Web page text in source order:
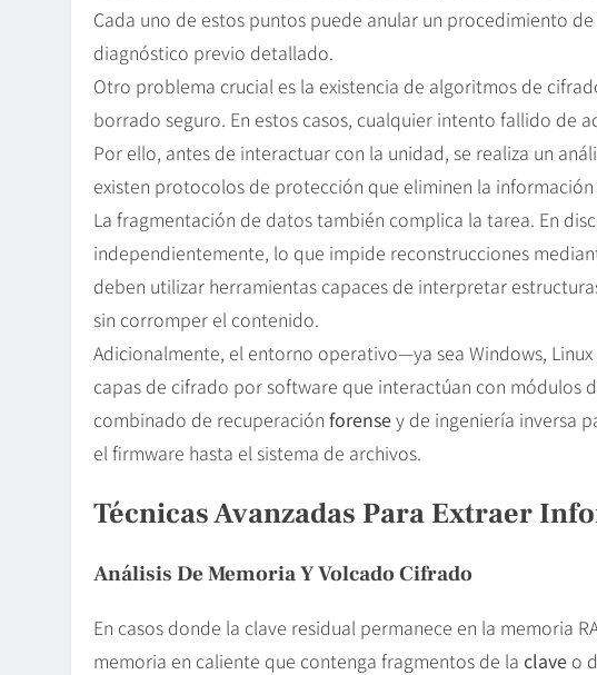
Cada uno de estos puntos puede anular un procedimiento
diagnóstico previo detallado.
Otro problema crucial es la existencia de algoritmos de
borrado seguro. En estos casos, cualquier intento fallido de
Por ello, antes de interactuar con la unidad, se realiza un
existen protocolos de protección que eliminen la
La fragmentación de datos también complica la tarea. En
independientemente, lo que impide reconstrucciones
deben utilizar herramientas capaces de interpretar
sin corromper el contenido.
Adicionalmente, el entorno operativo—ya sea Windows,
capas de cifrado por software que interactúan con módulos
combinado de recuperación forensey de ingeniería inversa
el firmware hasta el sistema de archivos.
Técnicas Avanzadas Para Extraer
Análisis De Memoria Y Volcado Cifrado
En casos donde la clave residual permanece en la memoria
memoria en caliente que contenga fragmentos de la clave o